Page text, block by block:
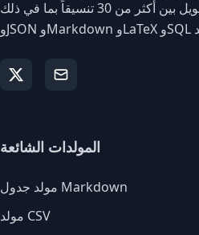
الإنترنت تدعم التحويل بين أكثر من 30 تنسيقاً بما في ذلك Excel وCSV
المولدات الشائعة
مولد جدول Markdown
مولد CSV